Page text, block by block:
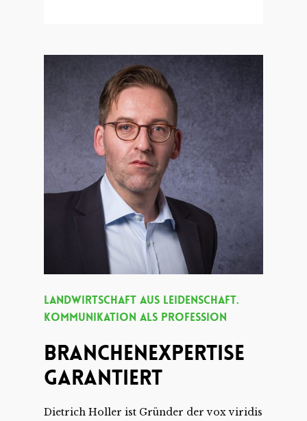
Landwirtschaft Aus Leidenschaft.
Kommunikation Als Profession
Branchenexpertise
Garantiert
Dietrich Holler ist Gründer der vox viridis